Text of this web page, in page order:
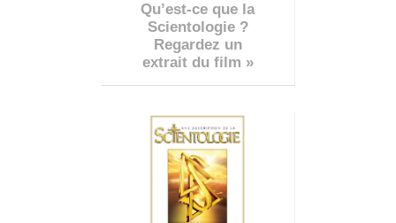
Qu’est-ce que la
Scientologie ?
Regardez un
extrait du film »